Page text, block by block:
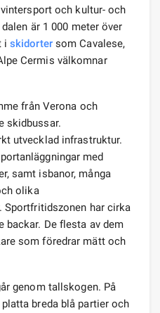
och kultur- och
är 1 000 meter över
i skidortersom Cavalese,
Cermis välkomnar
från Verona och
skidbussar.
utvecklad infrastruktur.
med
samt isbanor, många
olika
Sportfritidszonen har cirka
backar. De flesta av dem
som föredrar mätt och
genom tallskogen. På
breda blå partier och